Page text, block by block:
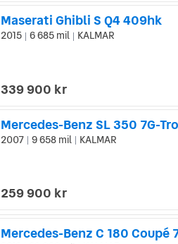
Maserati Ghibli S Q4 409hk
2015 6 685 mil KALMAR
339 900 kr
Mercedes-Benz SL 350 7G-
2007 9 658 mil KALMAR
259 900 kr
Mercedes-Benz C 180